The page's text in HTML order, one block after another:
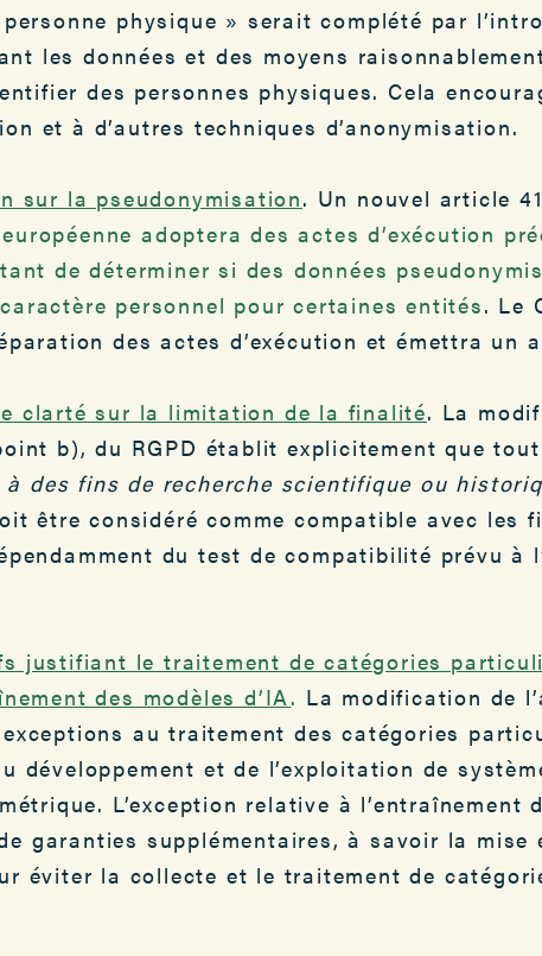
physique » serait complété par
les données et des moyens
des personnes physiques. Cela
et à d’autres techniques d’anonymisation.
sur la pseudonymisation. Un nouvel article
adoptera des actes d’exécution
de déterminer si des données
personnel pour certaines entités. Le
des actes d’exécution et émettra un
clarté sur la limitation de la finalité. La
b), du RGPD établit explicitement que
à des fins de recherche scientifique ou
être considéré comme compatible avec les
du test de compatibilité prévu à
justifiant le traitement de catégories
des modèles d’IA. La modification de
au traitement des catégories
développement et de l’exploitation de
L’exception relative à l’entraînement
garanties supplémentaires, à savoir la mise
éviter la collecte et le traitement de